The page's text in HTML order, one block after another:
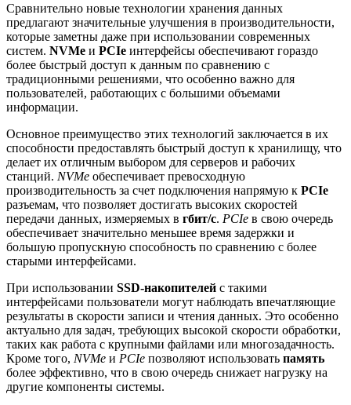
Сравнительно новые технологии хранения данных
предлагают значительные улучшения в производительности,
которые заметны даже при использовании современных
систем. NVMe и PCIe интерфейсы обеспечивают гораздо
более быстрый доступ к данным по сравнению с
традиционными решениями, что особенно важно для
пользователей, работающих с большими объемами
информации.
Основное преимущество этих технологий заключается в их
способности предоставлять быстрый доступ к хранилищу, что
делает их отличным выбором для серверов и рабочих
станций. NVMe обеспечивает превосходную
производительность за счет подключения напрямую к PCIe
разъемам, что позволяет достигать высоких скоростей
передачи данных, измеряемых в гбит/с. PCIe в свою очередь
обеспечивает значительно меньшее время задержки и
большую пропускную способность по сравнению с более
старыми интерфейсами.
При использовании SSD-накопителей с такими
интерфейсами пользователи могут наблюдать впечатляющие
результаты в скорости записи и чтения данных. Это особенно
актуально для задач, требующих высокой скорости обработки,
таких как работа с крупными файлами или многозадачность.
Кроме того, NVMe и PCIe позволяют использовать память
более эффективно, что в свою очередь снижает нагрузку на
другие компоненты системы.